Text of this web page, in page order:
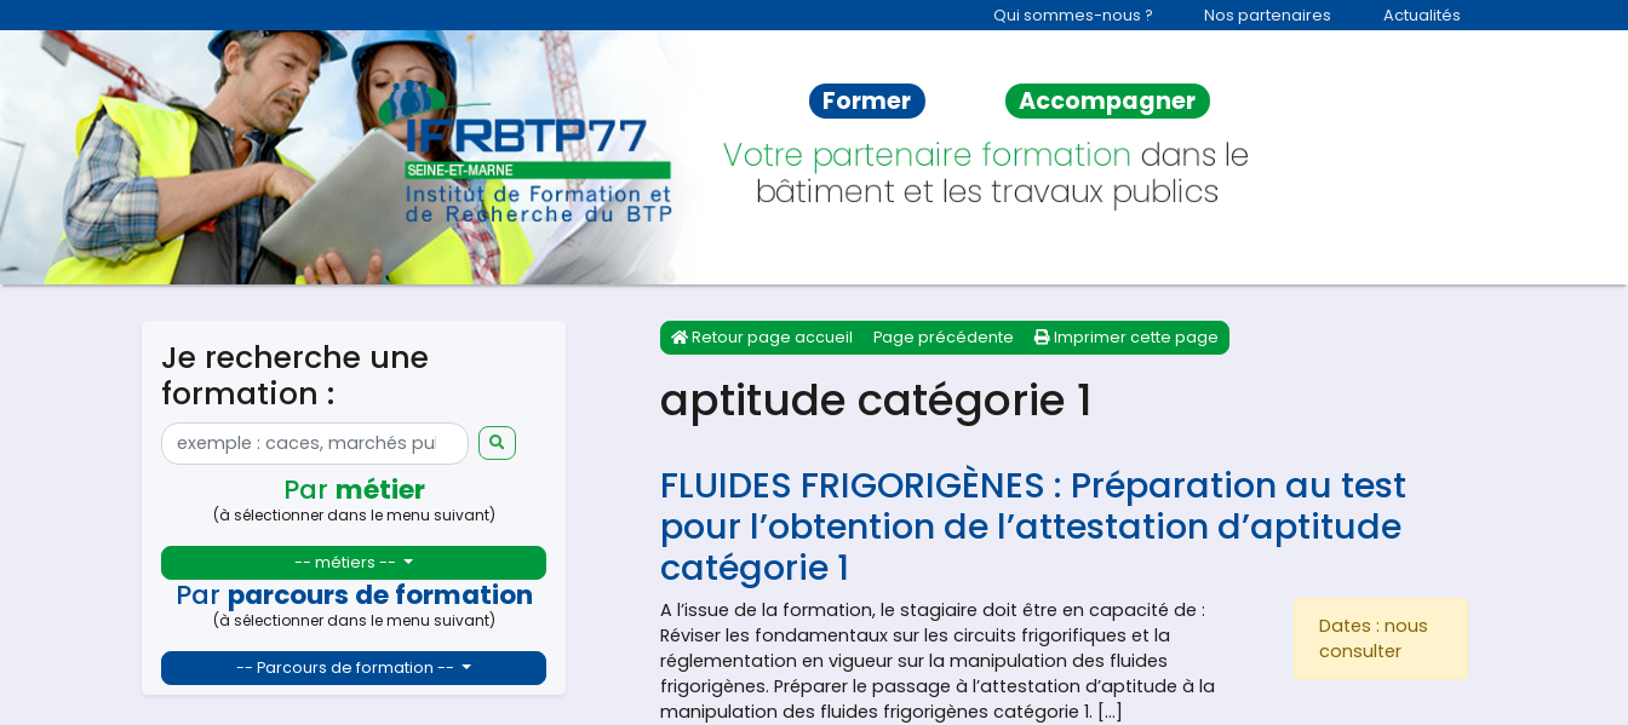
Qui sommes-nous ? Nos partenaires Actualités
Former Accompagner
Votre partenaire formation dans le
bâtiment et les travaux publics
Je recherche une
formation :
Par métier
(à sélectionner dans le menu suivant)
-- métiers --
Par parcours de formation
(à sélectionner dans le menu suivant)
-- Parcours de formation --
Retour page accueil Page précédente Imprimer cette page
aptitude catégorie 1
FLUIDES FRIGORIGÈNES : Préparation au test
pour l’obtention de l’attestation d’aptitude
catégorie 1
A l’issue de la formation, le stagiaire doit être en capacité de :
Réviser les fondamentaux sur les circuits frigorifiques et la
réglementation en vigueur sur la manipulation des fluides
frigorigènes. Préparer le passage à l’attestation d’aptitude à la
manipulation des fluides frigorigènes catégorie 1. […]
Dates : nous
consulter